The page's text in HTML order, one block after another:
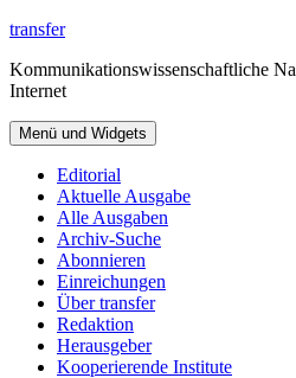
Zum
springen
transfer
Kommunikationswissenschaftliche
Internet
Menü und Widgets
Editorial
Aktuelle Ausgabe
Alle Ausgaben
Archiv-Suche
Abonnieren
Einreichungen
Über transfer
Redaktion
Herausgeber
Kooperierende Institute